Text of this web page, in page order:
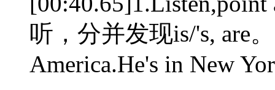
听，分并发现is/'s, are
America.He's in New